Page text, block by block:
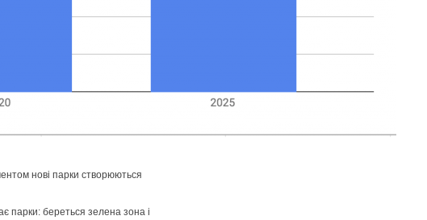
нові парки створюються
парки: береться зелена зона і